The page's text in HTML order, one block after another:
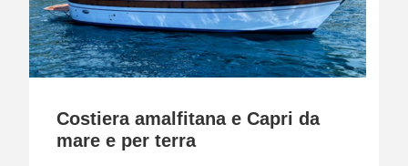
Costiera amalfitana e Capri da
mare e per terra